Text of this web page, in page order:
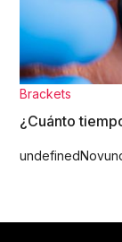
Brackets
¿Cuánto
undefinedNov